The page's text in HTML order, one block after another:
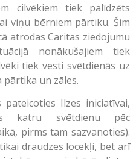
cilvēkiem tiek palīdzēts
viņu bērniem pārtiku. Šim
atrodas Caritas ziedojumu
nonākušajiem tiek
tiek vesti svētdienās uz
pārtika un zāles.
Ilzes iniciatīvai,
katru svētdienu pēc
pirms tam sazvanoties).
draudzes locekļi, bet arī